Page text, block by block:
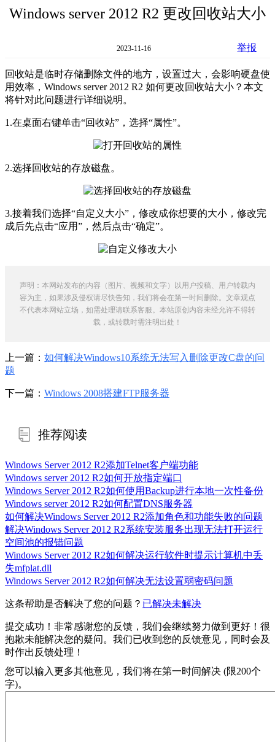
Windows server 2012 R2 更改回收站大小
2023-11-16 举报
回收站是临时存储删除文件的地方，设置过大，会影响硬盘使
用效率，Windows server 2012 R2 如何更改回收站大小？本文
将针对此问题进行详细说明。
1.在桌面右键单击“回收站”，选择“属性”。
2.选择回收站的存放磁盘。
3.接着我们选择“自定义大小”，修改成你想要的大小，修改完
成后先点击“应用”，然后点击“确定”。
声明：本网站发布的内容（图片、视频和文字）以用户投稿、用户转载内
容为主，如果涉及侵权请尽快告知，我们将会在第一时间删除。文章观点
不代表本网站立场，如需处理请联系客服。本站原创内容未经允许不得转
载，或转载时需注明出处！
上一篇： 如何解决Windows10系统无法写入删除更改C盘的问
题
下一篇： Windows 2008搭建FTP服务器
推荐阅读
Windows Server 2012 R2添加Telnet客户端功能
Windows server 2012 R2如何开放指定端口
Windows Server 2012 R2如何使用Backup进行本地一次性备份
Windows server 2012 R2如何配置DNS服务器
如何解决Windows Server 2012 R2添加角色和功能失败的问题
解决Windows Server 2012 R2系统安装服务出现无法打开运行
空间池的报错问题
Windows Server 2012 R2如何解决运行软件时提示计算机中丢
失mfplat.dll
Windows Server 2012 R2如何解决无法设置弱密码问题
这条帮助是否解决了您的问题？ 已解决未解决
提交成功！非常感谢您的反馈，我们会继续努力做到更好！ 很
抱歉未能解决您的疑问。我们已收到您的反馈意见，同时会及
时作出反馈处理！
您可以输入更多其他意见，我们将在第一时间解决 (限200个
字)。